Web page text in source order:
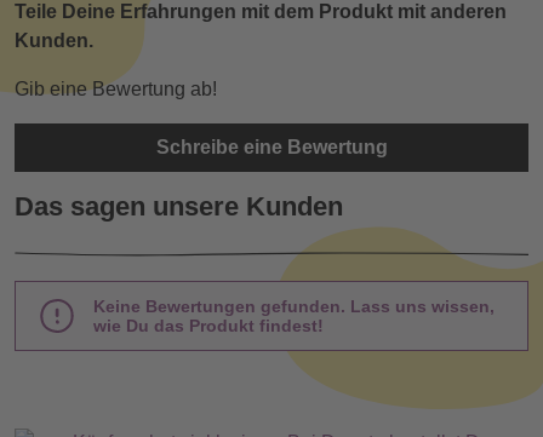
Teile Deine Erfahrungen mit dem Produkt mit anderen
Kunden.
Gib eine Bewertung ab!
Schreibe eine Bewertung
Das sagen unsere Kunden
Keine Bewertungen gefunden. Lass uns wissen,
wie Du das Produkt findest!